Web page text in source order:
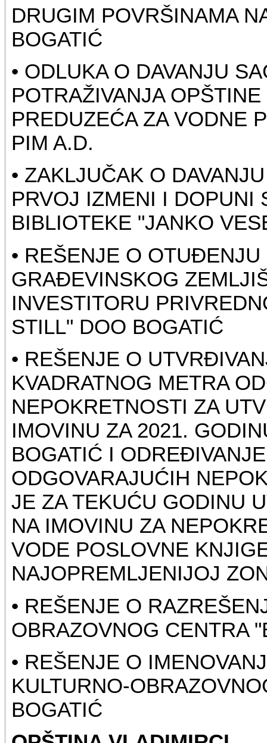
DRUGIM POVRŠINAMA
BOGATIĆ
• ODLUKA O DAVANJU
POTRAŽIVANJA
PREDUZEĆA ZA VODNE
PIM A.D.
• ZAKLJUČAK O
PRVOJ IZMENI I DOPUNI
BIBLIOTEKE "JANKO
• REŠENJE O
GRAĐEVINSKOG
INVESTITORU
STILL" DOO BOGATIĆ
• REŠENJE O
KVADRATNOG METRA
NEPOKRETNOSTI ZA
IMOVINU ZA 2021.
BOGATIĆ I
ODGOVARAJUĆIH
JE ZA TEKUĆU GODINU
NA IMOVINU ZA
VODE POSLOVNE
NAJOPREMLJENIJOJ
• REŠENJE O
OBRAZOVNOG CENTRA
• REŠENJE O
KULTURNO-
BOGATIĆ